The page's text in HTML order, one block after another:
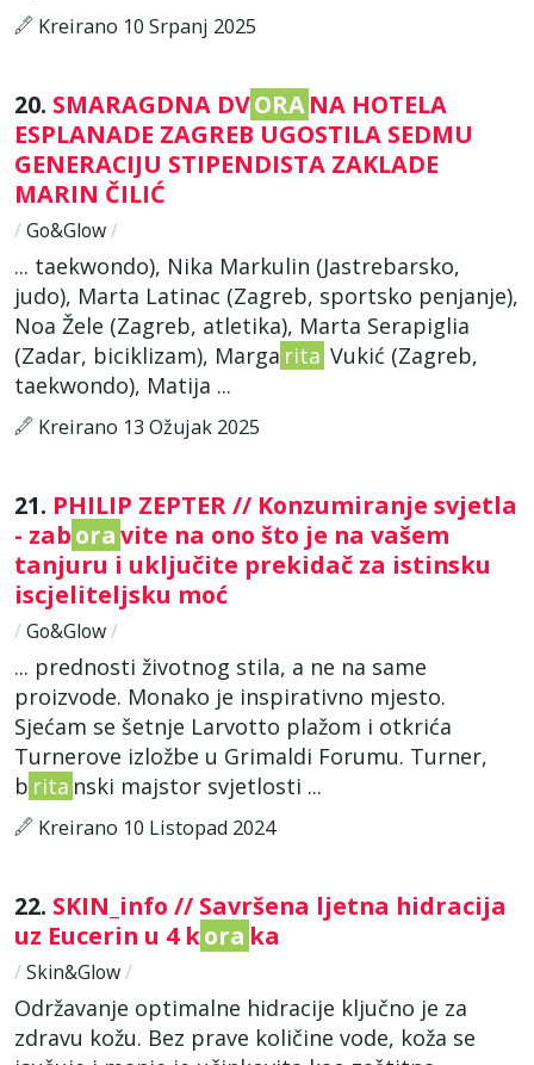
Kreirano 10 Srpanj 2025
20. SMARAGDNA DVORANA HOTELA
ESPLANADE ZAGREB UGOSTILA SEDMU
GENERACIJU STIPENDISTA ZAKLADE
MARIN ČILIĆ
/ Go&Glow/
... taekwondo), Nika Markulin (Jastrebarsko,
judo), Marta Latinac (Zagreb, sportsko penjanje),
Noa Žele (Zagreb, atletika), Marta Serapiglia
(Zadar, biciklizam), Marga rita Vukić (Zagreb,
taekwondo), Matija ...
Kreirano 13 Ožujak 2025
21. PHILIP ZEPTER // Konzumiranje svjetla
- zaboravite na ono što je na vašem
tanjuru i uključite prekidač za istinsku
iscjeliteljsku moć
/ Go&Glow/
... prednosti životnog stila, a ne na same
proizvode. Monako je inspirativno mjesto.
Sjećam se šetnje Larvotto plažom i otkrića
Turnerove izložbe u Grimaldi Forumu. Turner,
b rita nski majstor svjetlosti ...
Kreirano 10 Listopad 2024
22. SKIN_info // Savršena ljetna hidracija
uz Eucerin u 4 kora ka
/ Skin&Glow/
Održavanje optimalne hidracije ključno je za
zdravu kožu. Bez prave količine vode, koža se